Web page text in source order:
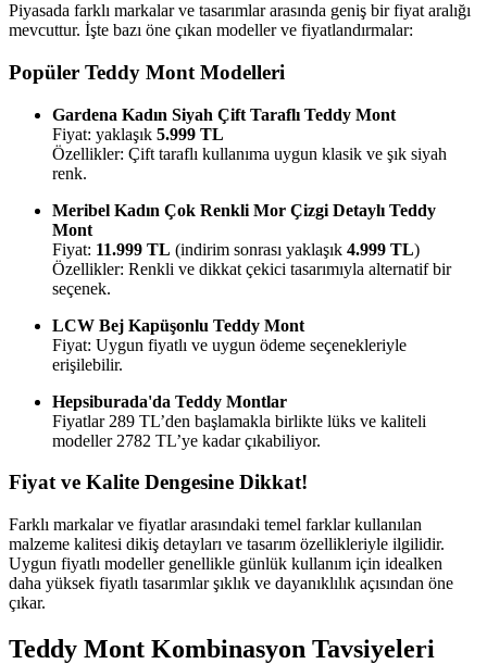
Piyasada farklı markalar ve tasarımlar arasında geniş bir fiyat aralığı
mevcuttur. İşte bazı öne çıkan modeller ve fiyatlandırmalar:
Popüler Teddy Mont Modelleri
Gardena Kadın Siyah Çift Taraflı Teddy Mont
Fiyat: yaklaşık 5.999 TL
Özellikler: Çift taraflı kullanıma uygun klasik ve şık siyah
renk.
Meribel Kadın Çok Renkli Mor Çizgi Detaylı Teddy
Mont
Fiyat: 11.999 TL (indirim sonrası yaklaşık 4.999 TL)
Özellikler: Renkli ve dikkat çekici tasarımıyla alternatif bir
seçenek.
LCW Bej Kapüşonlu Teddy Mont
Fiyat: Uygun fiyatlı ve uygun ödeme seçenekleriyle
erişilebilir.
Hepsiburada'da Teddy Montlar
Fiyatlar 289 TL’den başlamakla birlikte lüks ve kaliteli
modeller 2782 TL’ye kadar çıkabiliyor.
Fiyat ve Kalite Dengesine Dikkat!
Farklı markalar ve fiyatlar arasındaki temel farklar kullanılan
malzeme kalitesi dikiş detayları ve tasarım özellikleriyle ilgilidir.
Uygun fiyatlı modeller genellikle günlük kullanım için idealken
daha yüksek fiyatlı tasarımlar şıklık ve dayanıklılık açısından öne
çıkar.
Teddy Mont Kombinasyon Tavsiyeleri